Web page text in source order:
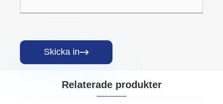
Skicka in
Relaterade produkter